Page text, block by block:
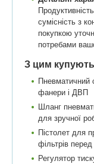
сумісність з
покупкою
потребами
З цим купують
Пневматичний
фанери і ДВП
Шланг
для зручної
Пістолет для
фільтрів
Регулятор